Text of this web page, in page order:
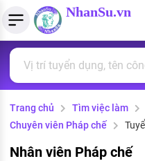
NhanSu.vn
Tìm việc làm
Việc làm ngành luật
Quản lý CV
Tải CV lên
Tính lương Gross - Net
Tính thuế thu nhập cá
PHÁP LUẬT VIỆT NAM
Văn bản pháp luật
Chính sách mới
PHÁP LUẬT LAO ĐỘNG
Trang chủ Tìm việc làm
Chuyên viên Pháp chế
Nhân viên Pháp chế